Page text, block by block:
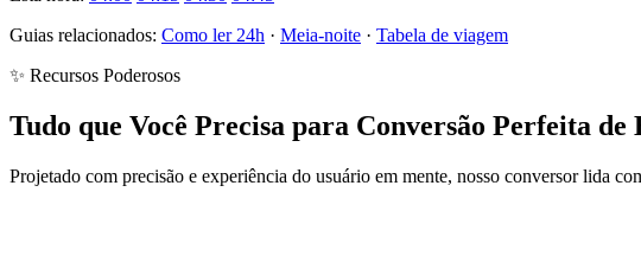
Guias relacionados: Como ler 24h · Meia-noite · Tabela de viagem
✨ Recursos Poderosos
Tudo que Você Precisa para Conversão Perfeita de
Projetado com precisão e experiência do usuário em mente, nosso conversor lida